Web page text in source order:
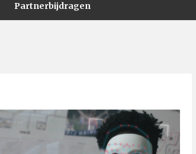
Partnerbijdragen